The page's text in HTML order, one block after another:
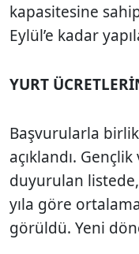
kapasitesine
Eylül’e kadar
YURT
Başvurularla
açıklandı.
duyurulan
yıla göre
görüldü. Yeni